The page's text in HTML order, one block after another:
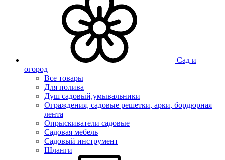
Сад и
огород
Все товары
Для полива
Душ садовый,умывальники
Ограждения, садовые решетки, арки, бордюрная
лента
Опрыскиватели садовые
Садовая мебель
Садовый инструмент
Шланги